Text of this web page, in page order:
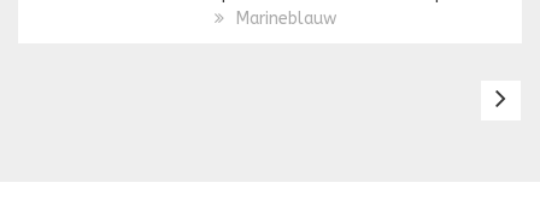
Marineblauw